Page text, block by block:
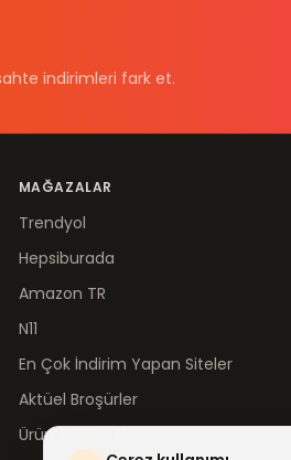
indirimleri fark et.
MAĞAZALAR
Trendyol
Hepsiburada
Amazon TR
N11
En Çok İndirim Yapan Siteler
Aktüel Broşürler
Ürün Takibe Al